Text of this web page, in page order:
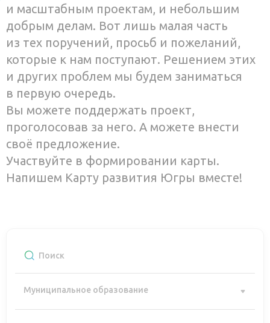
и масштабным проектам, и небольшим
добрым делам. Вот лишь малая часть
из тех поручений, просьб и пожеланий,
которые к нам поступают. Решением этих
и других проблем мы будем заниматься
в первую очередь.
Вы можете поддержать проект,
проголосовав за него. А можете внести
своё предложение.
Участвуйте в формировании карты.
Напишем Карту развития Югры вместе!
Муниципальное образование